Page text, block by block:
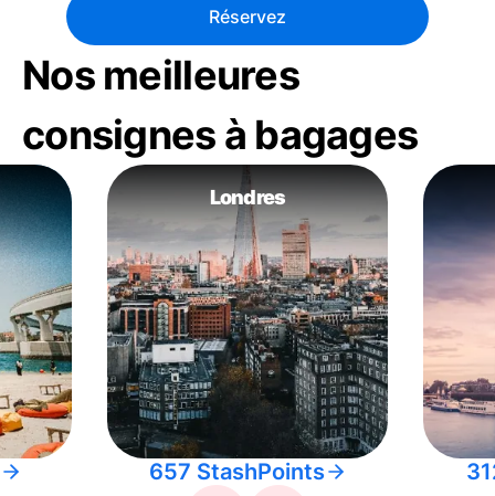
Réservez
Nos meilleures
consignes à bagages
Londres
657 StashPoints